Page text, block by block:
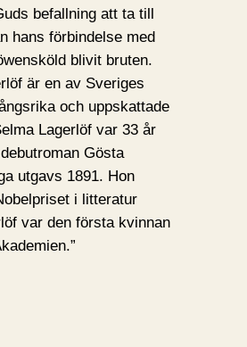
befallning att ta till
hans förbindelse med
blivit bruten.
är en av Sveriges
och uppskattade
Lagerlöf var 33 år
Gösta
utgavs 1891. Hon
i litteratur
var den första kvinnan